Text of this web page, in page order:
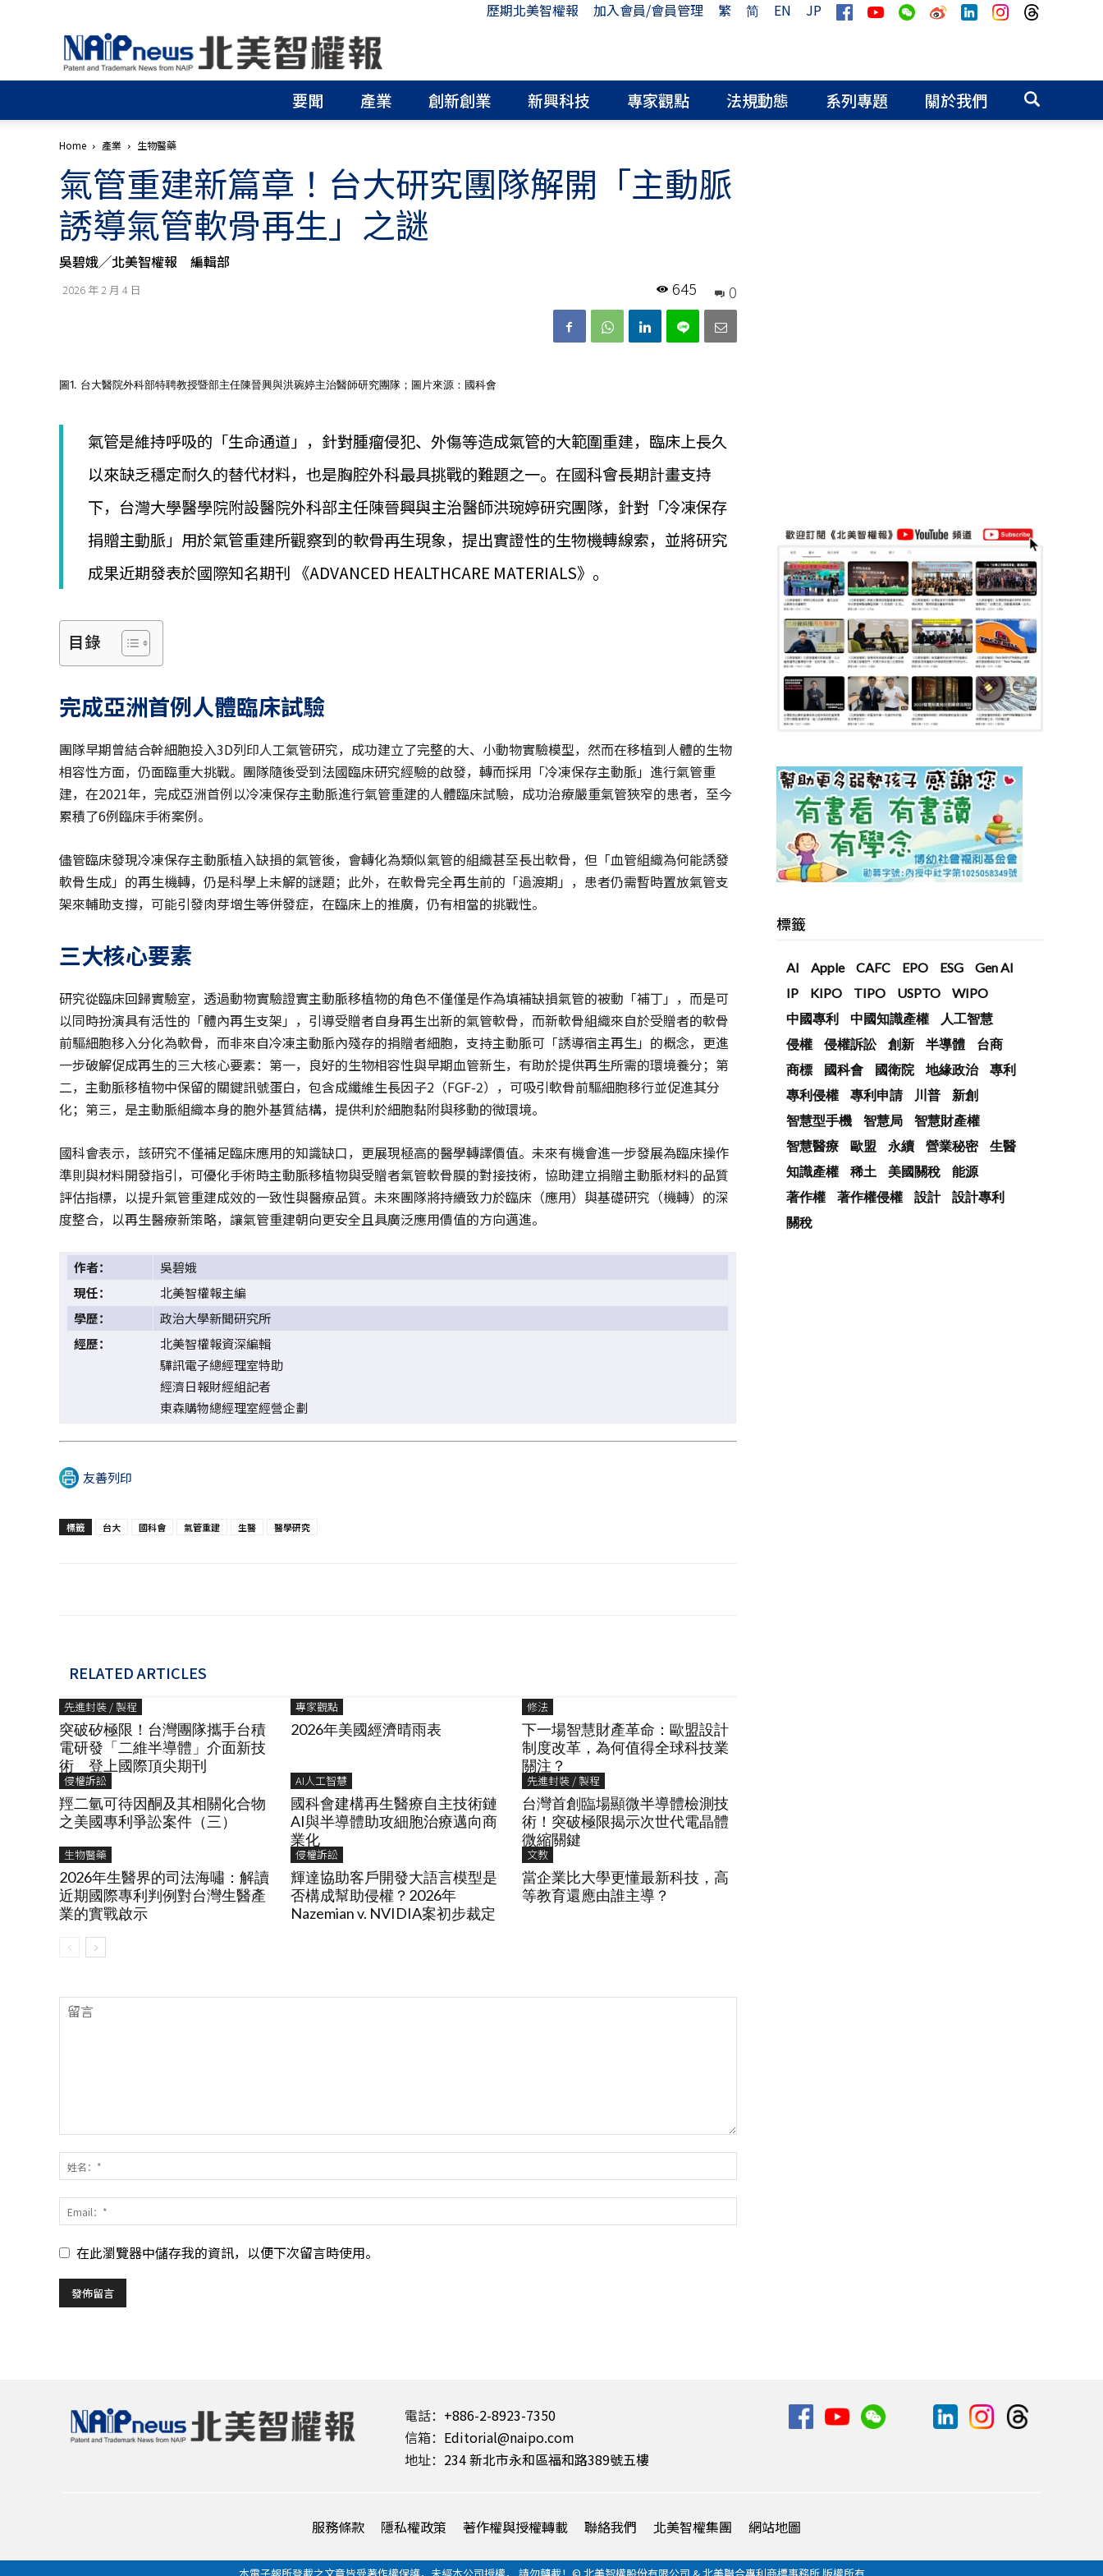
歷期北美智權報 加入會員/會員管理 繁 简 EN
JP
北
美
智
權
│
申
請
│
商
標
申
請
│
智
顧
│
專
利
佈
局
│
美
要聞 產業 創新創業 新興科技 專家觀點 法規動態 系列專題 關於我們
Home 產業 生物醫藥
氣管重建新篇章！台大研究團隊解開「主動脈
誘導氣管軟骨再生」之謎
吳碧娥╱北美智權報 編輯部
2026 年 2 月 4 日 0
645
圖1. 台大醫院外科部特聘教授暨部主任陳晉興與洪琬婷主治醫師研究團隊；圖片來源：國科會
氣管是維持呼吸的「生命通道」，針對腫瘤侵犯、外傷等造成氣管的大範圍重建，臨床上長久
以來缺乏穩定耐久的替代材料，也是胸腔外科最具挑戰的難題之一。在國科會長期計畫支持
下，台灣大學醫學院附設醫院外科部主任陳晉興與主治醫師洪琬婷研究團隊，針對「冷凍保存
捐贈主動脈」用於氣管重建所觀察到的軟骨再生現象，提出實證性的生物機轉線索，並將研究
成果近期發表於國際知名期刊 《ADVANCED HEALTHCARE MATERIALS》。
目錄
完成亞洲首例人體臨床試驗
團隊早期曾結合幹細胞投入3D列印人工氣管研究，成功建立了完整的大、小動物實驗模型，然而在移植到人體的生物
相容性方面，仍面臨重大挑戰。團隊隨後受到法國臨床研究經驗的啟發，轉而採用「冷凍保存主動脈」進行氣管重
建，在2021年，完成亞洲首例以冷凍保存主動脈進行氣管重建的人體臨床試驗，成功治療嚴重氣管狹窄的患者，至今
累積了6例臨床手術案例。
儘管臨床發現冷凍保存主動脈植入缺損的氣管後，會轉化為類似氣管的組織甚至長出軟骨，但「血管組織為何能誘發
軟骨生成」的再生機轉，仍是科學上未解的謎題；此外，在軟骨完全再生前的「過渡期」，患者仍需暫時置放氣管支
架來輔助支撐，可能引發肉芽增生等併發症，在臨床上的推廣，仍有相當的挑戰性。
三大核心要素
研究從臨床回歸實驗室，透過動物實驗證實主動脈移植物的角色不僅僅是作為填補缺損氣管的被動「補丁」，而是可
以同時扮演具有活性的「體內再生支架」，引導受贈者自身再生出新的氣管軟骨，而新軟骨組織來自於受贈者的軟骨
前驅細胞移入分化為軟骨，而非來自冷凍主動脈內殘存的捐贈者細胞，支持主動脈可「誘導宿主再生」的概念，更進
一步破解促成再生的三大核心要素：第一，良好的生物相容性與早期血管新生，有助於提供再生所需的環境養分；第
二，主動脈移植物中保留的關鍵訊號蛋白，包含成纖維生長因子2（FGF-2），可吸引軟骨前驅細胞移行並促進其分
化；第三，是主動脈組織本身的胞外基質結構，提供利於細胞黏附與移動的微環境。
國科會表示，該研究不僅補足臨床應用的知識缺口，更展現極高的醫學轉譯價值。未來有機會進一步發展為臨床操作
準則與材料開發指引，可優化手術時主動脈移植物與受贈者氣管軟骨膜的對接技術，協助建立捐贈主動脈材料的品質
評估指標，以提升氣管重建成效的一致性與醫療品質。未來團隊將持續致力於臨床（應用）與基礎研究（機轉）的深
度整合，以再生醫療新策略，讓氣管重建朝向更安全且具廣泛應用價值的方向邁進。
作者：
吳碧娥
現任：
北美智權報主編
學歷：
政治大學新聞研究所
經歷：
北美智權報資深編輯
驊訊電子總經理室特助
經濟日報財經組記者
東森購物總經理室經營企劃
友善列印
標籤 台大 國科會 氣管重建 生醫 醫學研究
RELATED ARTICLES
先進封裝 / 製程
突破矽極限！台灣團隊攜手台積
電研發「二維半導體」介面新技
術 登上國際頂尖期刊
專家觀點
2026年美國經濟晴雨表
修法
下一場智慧財產革命：歐盟設計
制度改革，為何值得全球科技業
關注？
侵權訴訟
羥二氫可待因酮及其相關化合物
之美國專利爭訟案件（三）
AI人工智慧
國科會建構再生醫療自主技術鏈
AI與半導體助攻細胞治療邁向商
業化
先進封裝 / 製程
台灣首創臨場顯微半導體檢測技
術！突破極限揭示次世代電晶體
微縮關鍵
生物醫藥
2026年生醫界的司法海嘯：解讀
近期國際專利判例對台灣生醫產
業的實戰啟示
侵權訴訟
輝達協助客戶開發大語言模型是
否構成幫助侵權？2026年
Nazemian v. NVIDIA案初步裁定
文教
當企業比大學更懂最新科技，高
等教育還應由誰主導？
在此瀏覽器中儲存我的資訊，以便下次留言時使用。
標籤
AI Apple CAFC EPO ESG
Gen AI
IP
KIPO TIPO USPTO
WIPO
中國專利
中國知識產權
人工智慧
侵權
侵權訴訟 創新 半導體
台商
商標
國科會 國衛院 地緣政治
專利
專利侵權
專利申請 川普
新創
智慧型手機
智慧局
智慧財產權
智慧醫療
歐盟 永續 營業秘密
生醫
知識產權
稀土 美國關稅
能源
著作權
著作權侵權 設計
設計專利
關稅
電話： +886-2-8923-7350
信箱： Editorial@naipo.com
地址： 234 新北市永和區福和路389號五樓
服務條款 隱私權政策 著作權與授權轉載 聯絡我們 北美智權集團 網站地圖